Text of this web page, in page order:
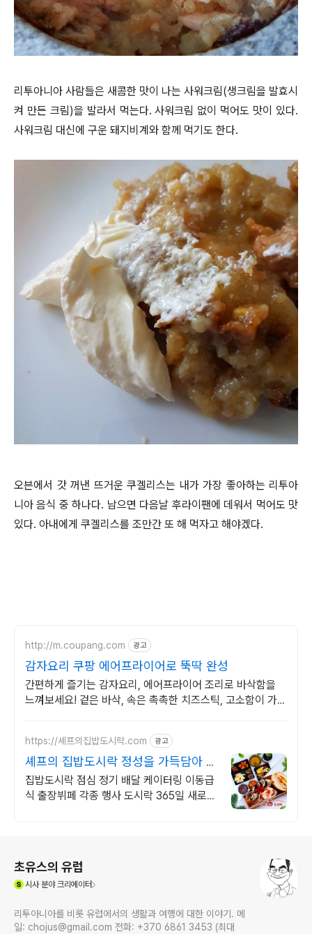
리투아니아 사람들은 새콤한 맛이 나는 사워크림(생크림을 발효시
켜 만든 크림)을 발라서 먹는다. 사워크림 없이 먹어도 맛이 있다.
사워크림 대신에 구운 돼지비계와 함께 먹기도 한다.
오븐에서 갓 꺼낸 뜨거운 쿠겔리스는 내가 가장 좋아하는 리투아
니아 음식 중 하나다. 남으면 다음날 후라이팬에 데워서 먹어도 맛
있다. 아내에게 쿠겔리스를 조만간 또 해 먹자고 해야겠다.
http://m.coupang.com 광고
감자요리 쿠팡 에어프라이어로 뚝딱 완성
간편하게 즐기는 감자요리, 에어프라이어 조리로 바삭함을
느껴보세요! 겉은 바삭, 속은 촉촉한 치즈스틱, 고소함이 가득
https://셰프의집밥도시락.com 광고
셰프의 집밥도시락 정성을 가득담아 특
별한 집밥
집밥도시락 점심 정기 배달 케이터링 이동급
식 출장뷔페 각종 행사 도시락 365일 새로운
초유스의 유럽
시사분야 크리에이터
리투아니아를 비롯 유럽에서의 생활과 여행에 대한 이야기. 메
일: chojus@gmail.com 전화: +370 6861 3453 (최대